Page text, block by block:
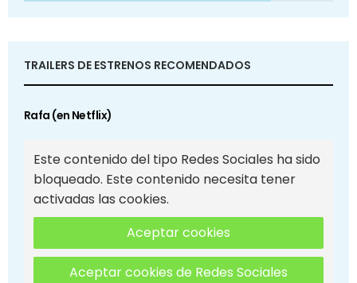
TRAILERS DE ESTRENOS RECOMENDADOS
Rafa (en Netflix)
Este contenido del tipo Redes Sociales ha sido
bloqueado. Este contenido necesita tener
activadas las cookies.
Aceptar cookies
Aceptar cookies de Redes Sociales